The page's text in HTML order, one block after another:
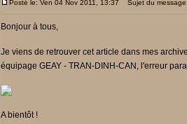
Posté le: Ven 04 Nov 2011, 13:37 Sujet du
Bonjour à tous,
Je viens de retrouver cet article dans mes
équipage GEAY - TRAN-DINH-CAN, l'erreur
A bientôt !